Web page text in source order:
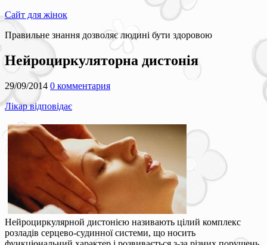
Сайт для жінок
Правильне знання дозволяє людині бути здоровою
Нейроциркуляторна дистонія
29/09/2014 0 комментария
Лікар відповідає
Нейроциркулярной дистонією називають цілий комплекс
розладів серцево-судинної системи, що носить